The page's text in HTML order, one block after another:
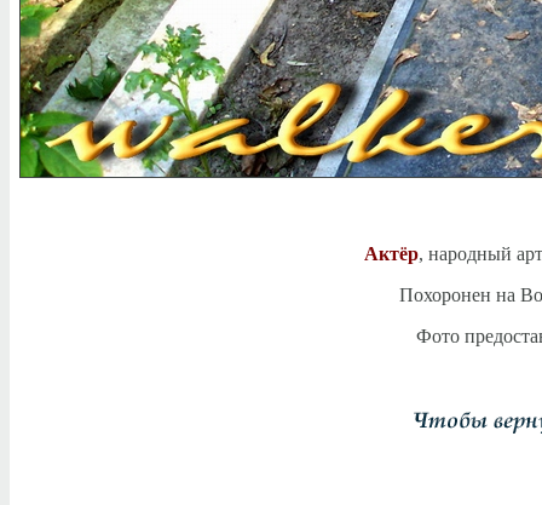
Актёр, народный
Похоронен на
Фото